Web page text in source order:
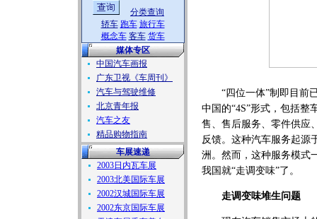
分类查询
轿车 跑车 旅行车
概念车 客车 货车
媒体专区
中国汽车画报
广东卫视《车周刊》
汽车与驾驶维修
北京青年报
汽车之友
精品购物指南
车展速递
2003日内瓦车展
2003北美国际车展
2002汉城国际车展
2002东京国际车展
“四位一体”制即目前
中国的“4S”形式，包括整
售、售后服务、零件供应
反馈。这种汽车服务起源
洲。然而，这种服务模式
我国就“走调变味”了。
走调变味堆生问题